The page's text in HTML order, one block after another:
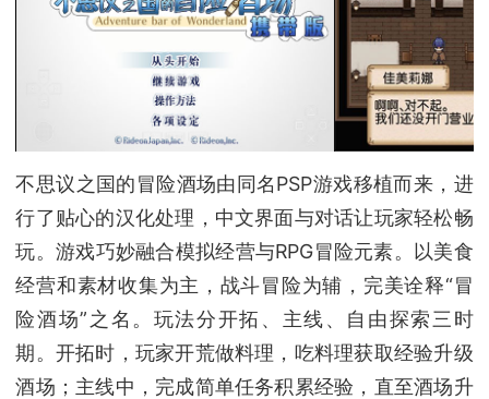
不思议之国的冒险酒场由同名PSP游戏移植而来，进
行了贴心的汉化处理，中文界面与对话让玩家轻松畅
玩。游戏巧妙融合模拟经营与RPG冒险元素。以美食
经营和素材收集为主，战斗冒险为辅，完美诠释“冒
险酒场”之名。玩法分开拓、主线、自由探索三时
期。开拓时，玩家开荒做料理，吃料理获取经验升级
酒场；主线中，完成简单任务积累经验，直至酒场升